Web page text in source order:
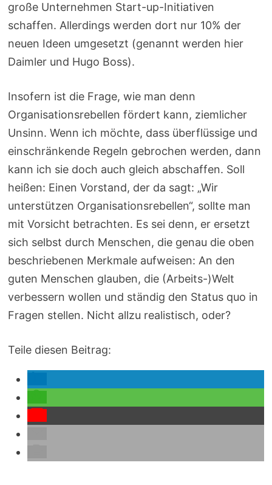
große Unternehmen Start-up-Initiativen
schaffen. Allerdings werden dort nur 10% der
neuen Ideen umgesetzt (genannt werden hier
Daimler und Hugo Boss).
Insofern ist die Frage, wie man denn
Organisationsrebellen fördert kann, ziemlicher
Unsinn. Wenn ich möchte, dass überflüssige und
einschränkende Regeln gebrochen werden, dann
kann ich sie doch auch gleich abschaffen. Soll
heißen: Einen Vorstand, der da sagt: „Wir
unterstützen Organisationsrebellen“, sollte man
mit Vorsicht betrachten. Es sei denn, er ersetzt
sich selbst durch Menschen, die genau die oben
beschriebenen Merkmale aufweisen: An den
guten Menschen glauben, die (Arbeits-)Welt
verbessern wollen und ständig den Status quo in
Fragen stellen. Nicht allzu realistisch, oder?
Teile diesen Beitrag: